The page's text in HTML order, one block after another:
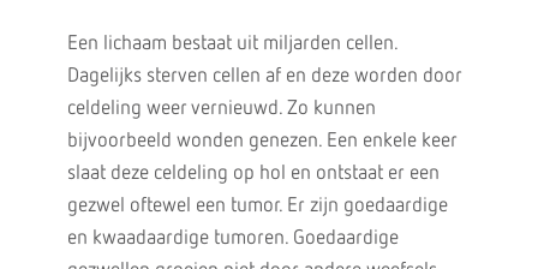
Een lichaam bestaat uit miljarden cellen.
Dagelijks sterven cellen af en deze worden door
celdeling weer vernieuwd. Zo kunnen
bijvoorbeeld wonden genezen. Een enkele keer
slaat deze celdeling op hol en ontstaat er een
gezwel oftewel een tumor. Er zijn goedaardige
en kwaadaardige tumoren. Goedaardige